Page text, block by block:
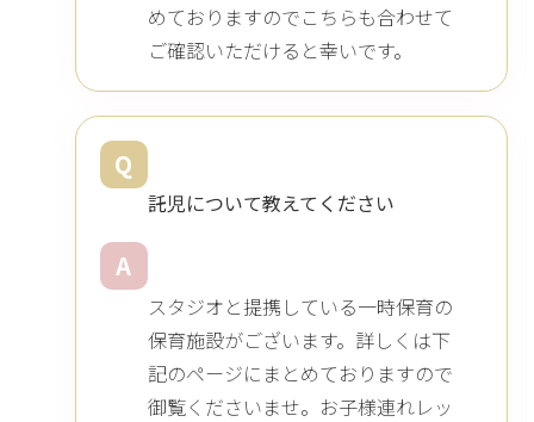
めておりますのでこちらも合わせて
ご確認いただけると幸いです。
Q
託児について教えてください
A
スタジオと提携している一時保育の
保育施設がございます。詳しくは下
記のページにまとめておりますので
御覧くださいませ。お子様連れレッ